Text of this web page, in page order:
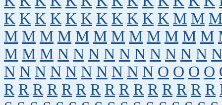
K K K K K K K K K K K M M M
M M M M M M M M M M M M
M M M N N N N N N N N N N N
N N N N N N N N N N O O O O
R R R R R R R R R R R R R R R